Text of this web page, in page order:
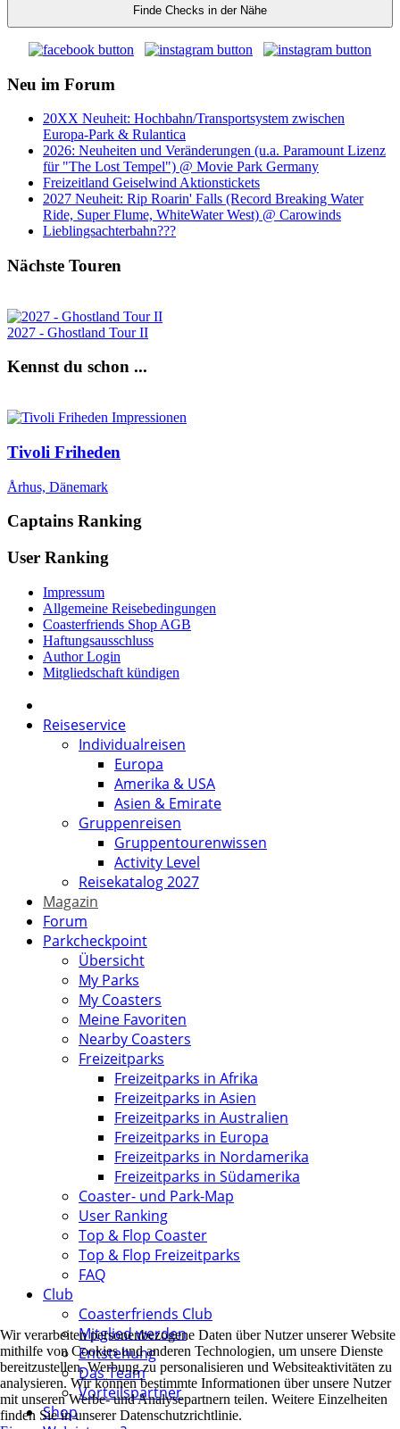
Finde Checks in der Nähe
Neu im Forum
20XX Neuheit: Hochbahn/Transportsystem zwischen
Europa-Park & Rulantica
2026: Neuheiten und Veränderungen (u.a. Paramount Lizenz
für "The Lost Tempel") @ Movie Park Germany
Freizeitland Geiselwind Aktionstickets
2027 Neuheit: Rip Roarin' Falls (Record Breaking Water
Ride, Super Flume, WhiteWater West) @ Carowinds
Lieblingsachterbahn???
Nächste Touren
2027 - Ghostland Tour II
Kennst du schon ...
Tivoli Friheden
Århus, Dänemark
Captains Ranking
User Ranking
Impressum
Allgemeine Reisebedingungen
Coasterfriends Shop AGB
Haftungsausschluss
Author Login
Mitgliedschaft kündigen
Reiseservice
Individualreisen
Europa
Amerika & USA
Asien & Emirate
Gruppenreisen
Gruppentourenwissen
Activity Level
Reisekatalog 2027
Magazin
Forum
Parkcheckpoint
Übersicht
My Parks
My Coasters
Meine Favoriten
Nearby Coasters
Freizeitparks
Freizeitparks in Afrika
Freizeitparks in Asien
Freizeitparks in Australien
Freizeitparks in Europa
Freizeitparks in Nordamerika
Freizeitparks in Südamerika
Coaster- und Park-Map
User Ranking
Top & Flop Coaster
Top & Flop Freizeitparks
FAQ
Club
Coasterfriends Club
Mitglied werden
Entstehung
Das Team
Vorteilspartner
Shop
Wir verarbeiten personenbezogene Daten über Nutzer unserer Website
mithilfe von Cookies und anderen Technologien, um unsere Dienste
bereitzustellen, Werbung zu personalisieren und Websiteaktivitäten zu
analysieren. Wir können bestimmte Informationen über unsere Nutzer
mit unseren Werbe- und Analysepartnern teilen. Weitere Einzelheiten
finden Sie in unserer Datenschutzrichtlinie.